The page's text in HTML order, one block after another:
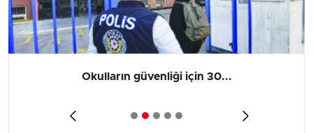
Okulların güvenliği için 30...